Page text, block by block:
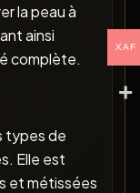
la peau à
ainsi
complète.
types de
Elle est
et métissées
XAF